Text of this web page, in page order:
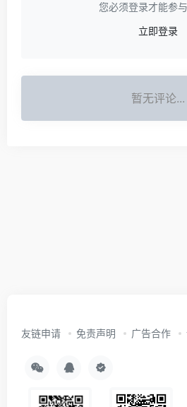
您必须登录才能参与
立即登录
暂无评论...
友链申请 免责声明 广告合作